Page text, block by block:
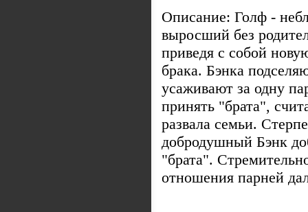
Описание: Голф -
выросший без
приведя с собой
брака. Бэнка
усаживают за одну
принять "брата",
развала семьи.
добродушный Бэнк
"брата".
отношения парней